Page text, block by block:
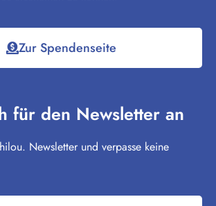
Zur Spendenseite
für den Newsletter an
Newsletter und verpasse keine